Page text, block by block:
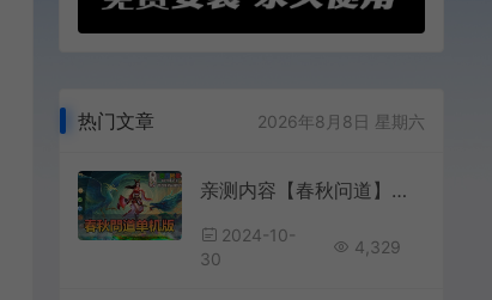
热门文章 2026年8月8日 星期六
亲测内容【春秋问道】单机版带GM后台视频安装教学模拟器手游虚拟机一键端
2024-10-
30
4,329